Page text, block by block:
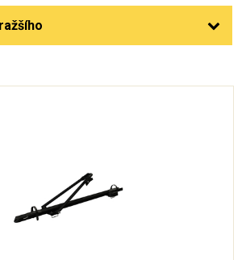
na kolech.
jsou držáky na kola, která připevníte
vyrobeny z hliníku nebo oceli a jsou
upevňují do drážek
myslet i na to, abyste vybrali
bytelný a stabilní nosič jízdních kol,